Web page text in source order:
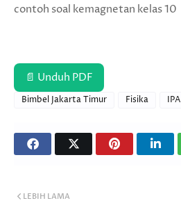
contoh soal kemagnetan kelas 10
📄 Unduh PDF
Bimbel Jakarta Timur Fisika IPA
LEBIH LAMA